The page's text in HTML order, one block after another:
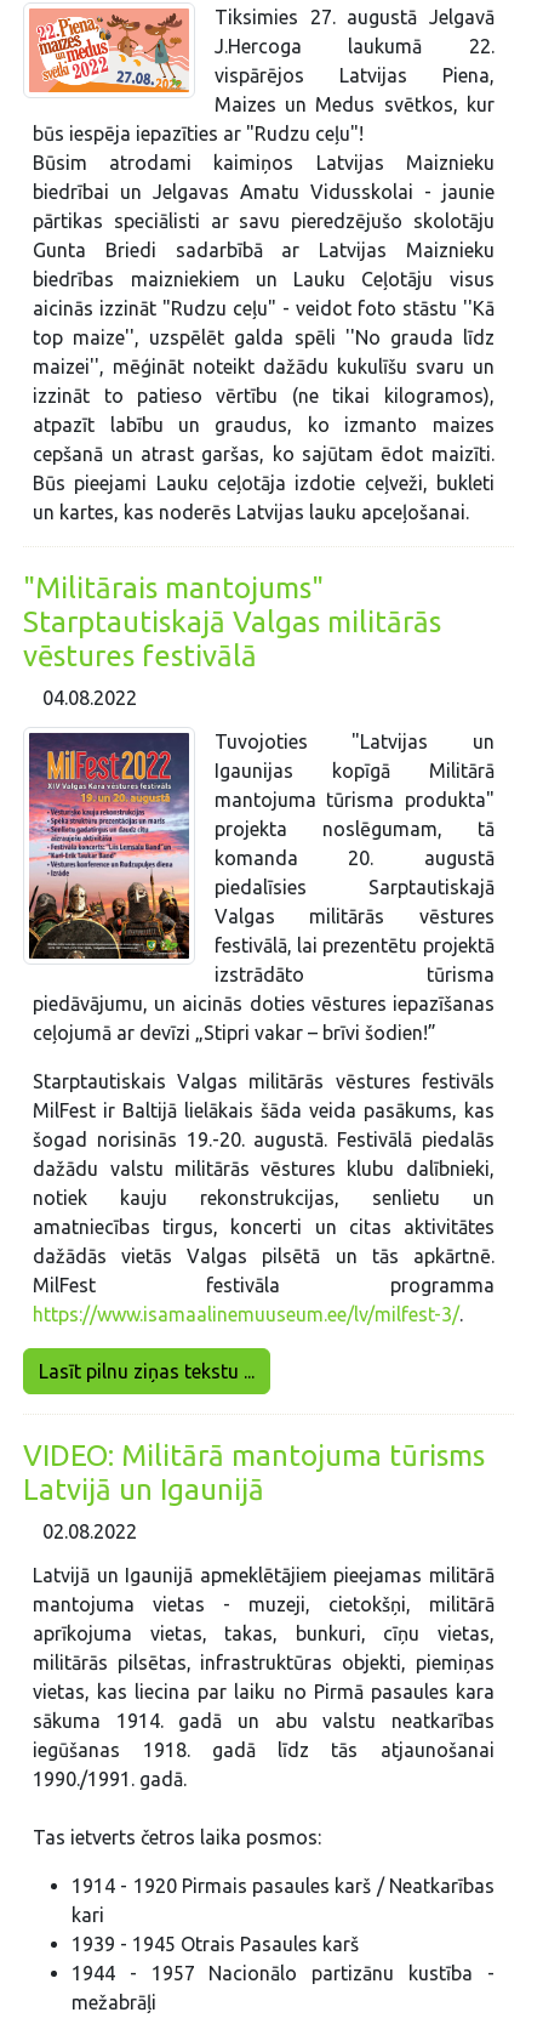
Tiksimies 27. augustā Jelgavā
J.Hercoga laukumā 22.
vispārējos Latvijas Piena,
Maizes un Medus svētkos, kur
būs iespēja iepazīties ar "Rudzu ceļu"!
Būsim atrodami kaimiņos Latvijas Maiznieku
biedrībai un Jelgavas Amatu Vidusskolai - jaunie
pārtikas speciālisti ar savu pieredzējušo skolotāju
Gunta Briedi sadarbībā ar Latvijas Maiznieku
biedrības maizniekiem un Lauku Ceļotāju visus
aicinās izzināt "Rudzu ceļu" - veidot foto stāstu ''Kā
top maize'', uzspēlēt galda spēli ''No grauda līdz
maizei'', mēģināt noteikt dažādu kukulīšu svaru un
izzināt to patieso vērtību (ne tikai kilogramos),
atpazīt labību un graudus, ko izmanto maizes
cepšanā un atrast garšas, ko sajūtam ēdot maizīti.
Būs pieejami Lauku ceļotāja izdotie ceļveži, bukleti
un kartes, kas noderēs Latvijas lauku apceļošanai.
"Militārais mantojums"
Starptautiskajā Valgas militārās
vēstures festivālā
04.08.2022
Tuvojoties "Latvijas un
Igaunijas kopīgā Militārā
mantojuma tūrisma produkta"
projekta noslēgumam, tā
komanda 20. augustā
piedalīsies Sarptautiskajā
Valgas militārās vēstures
festivālā, lai prezentētu projektā
izstrādāto tūrisma
piedāvājumu, un aicinās doties vēstures iepazīšanas
ceļojumā ar devīzi „Stipri vakar – brīvi šodien!”
Starptautiskais Valgas militārās vēstures festivāls
MilFest ir Baltijā lielākais šāda veida pasākums, kas
šogad norisinās 19.-20. augustā. Festivālā piedalās
dažādu valstu militārās vēstures klubu dalībnieki,
notiek kauju rekonstrukcijas, senlietu un
amatniecības tirgus, koncerti un citas aktivitātes
dažādās vietās Valgas pilsētā un tās apkārtnē.
MilFest festivāla programma
https://www.isamaalinemuuseum.ee/lv/milfest-3/.
Lasīt pilnu ziņas tekstu ...
VIDEO: Militārā mantojuma tūrisms
Latvijā un Igaunijā
02.08.2022
Latvijā un Igaunijā apmeklētājiem pieejamas militārā
mantojuma vietas - muzeji, cietokšņi, militārā
aprīkojuma vietas, takas, bunkuri, cīņu vietas,
militārās pilsētas, infrastruktūras objekti, piemiņas
vietas, kas liecina par laiku no Pirmā pasaules kara
sākuma 1914. gadā un abu valstu neatkarības
iegūšanas 1918. gadā līdz tās atjaunošanai
1990./1991. gadā.
Tas ietverts četros laika posmos:
1914 - 1920 Pirmais pasaules karš / Neatkarības
kari
1939 - 1945 Otrais Pasaules karš
1944 - 1957 Nacionālo partizānu kustība -
mežabrāļi